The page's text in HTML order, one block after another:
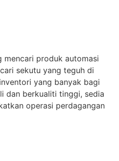
mencari produk automasi
sekutu yang teguh di
yang banyak bagi
dan berkualiti tinggi, sedia
operasi perdagangan